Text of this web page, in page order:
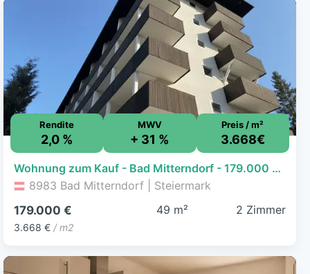
Rendite
2,0 %
MWV
+ 31 %
Preis / m²
3.668€
Wohnung zum Kauf - Bad Mitterndorf - 179.000 € - 2 Zimmer, 48,8 m²
8983 Bad Mitterndorf | Steiermark
179.000 €
3.668 € / m2
49 m² 2 Zimmer